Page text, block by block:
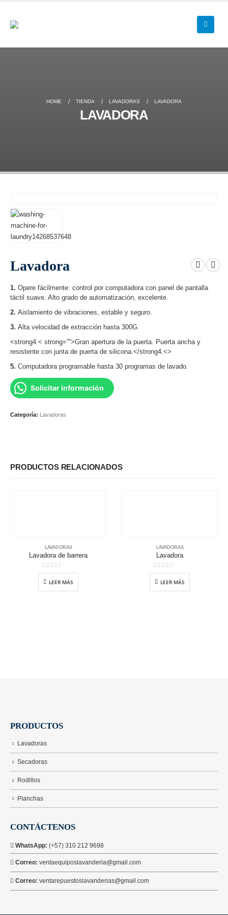
HOME TIENDA LAVADORAS LAVADORA
LAVADORA
Lavadora
1. Opere fácilmente: control por computadora con panel de pantalla
táctil suave. Alto grado de automatización, excelente.
2. Aislamiento de vibraciones, estable y seguro.
3. Alta velocidad de extracción hasta 300G.
<strong4.< strong=””>Gran apertura de la puerta. Puerta ancha y
resistente con junta de puerta de silicona.</strong4.<>
5. Computadora programable hasta 30 programas de lavado.
Solicitar información
Categoría: Lavadoras
PRODUCTOS RELACIONADOS
LAVADORAS
Lavadora de barrera
0out of 5
LEER MÁS
LAVADORAS
Lavadora
0out of 5
LEER MÁS
PRODUCTOS
Lavadoras
Secadoras
Rodillos
Planchas
CONTÁCTENOS
WhatsApp: (+57) 310 212 9698
Correo: ventaequiposlavanderia@gmail.com
Correo: ventarepuestoslavanderias@gmail.com